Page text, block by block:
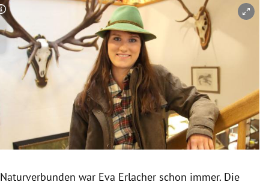
Untermenü
Untermenü
Untermenü
Untermenü
Untermenü
Untermenü
Copyright-Hinweis öffnen/schließen
Naturverbunden war Eva Erlacher schon immer. Die